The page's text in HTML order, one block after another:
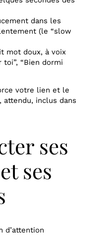
dans les
(le “slow
mot doux, à voix
toi”, “Bien dormi
votre lien et le
inclus dans
ses
ses
d’attention